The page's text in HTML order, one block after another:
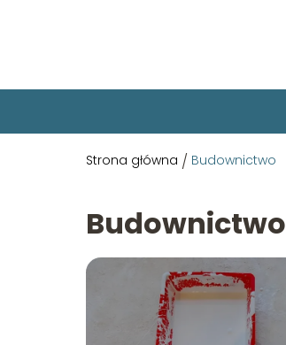
Strona główna / Budownictwo
Budownictwo